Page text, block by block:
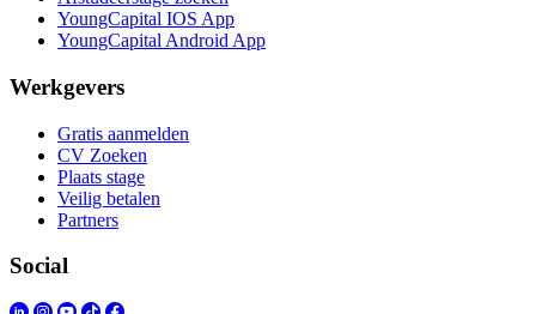
YoungCapital IOS App
YoungCapital Android App
Werkgevers
Gratis aanmelden
CV Zoeken
Plaats stage
Veilig betalen
Partners
Social